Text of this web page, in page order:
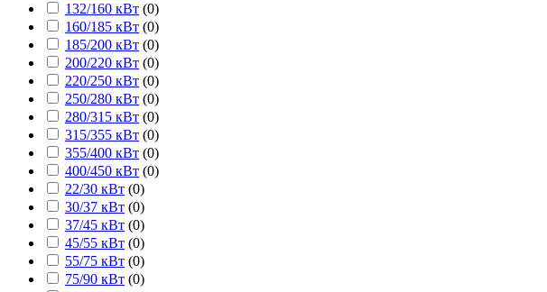
132/160 кВт (0)
160/185 кВт (0)
185/200 кВт (0)
200/220 кВт (0)
220/250 кВт (0)
250/280 кВт (0)
280/315 кВт (0)
315/355 кВт (0)
355/400 кВт (0)
400/450 кВт (0)
22/30 кВт (0)
30/37 кВт (0)
37/45 кВт (0)
45/55 кВт (0)
55/75 кВт (0)
75/90 кВт (0)